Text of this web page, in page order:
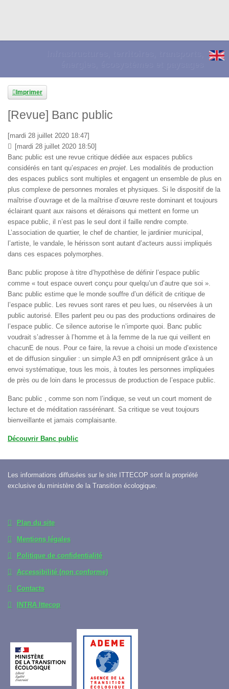
Imprimer
[Revue] Banc public
[mardi 28 juillet 2020 18:47]
[mardi 28 juillet 2020 18:50]
Banc public est une revue critique dédiée aux espaces publics
considérés en tant qu’espaces en projet. Les modalités de production
des espaces publics sont multiples et engagent un ensemble de plus en
plus complexe de personnes morales et physiques. Si le dispositif de la
maîtrise d’ouvrage et de la maîtrise d’œuvre reste dominant et toujours
éclairant quant aux raisons et déraisons qui mettent en forme un
espace public, il n’est pas le seul dont il faille rendre compte.
L’association de quartier, le chef de chantier, le jardinier municipal,
l’artiste, le vandale, le hérisson sont autant d’acteurs aussi impliqués
dans ces espaces polymorphes.
Banc public propose à titre d’hypothèse de définir l’espace public
comme « tout espace ouvert conçu pour quelqu’un d’autre que soi ».
Banc public estime que le monde souffre d’un déficit de critique de
l’espace public. Les revues sont rares et peu lues, ou réservées à un
public autorisé. Elles parlent peu ou pas des productions ordinaires de
l’espace public. Ce silence autorise le n’importe quoi. Banc public
voudrait s’adresser à l’homme et à la femme de la rue qui veillent en
chacunE de nous. Pour ce faire, la revue a choisi un mode d’existence
et de diffusion singulier : un simple A3 en pdf omniprésent grâce à un
envoi systématique, tous les mois, à toutes les personnes impliquées
de près ou de loin dans le processus de production de l’espace public.
Banc public , comme son nom l’indique, se veut un court moment de
lecture et de méditation rassérénant. Sa critique se veut toujours
bienveillante et jamais complaisante.
Découvrir Banc public
Les informations diffusées sur le site ITTECOP sont la propriété
exclusive du ministère de la Transition écologique.
Plan du site
Mentions légales
Politique de confidentialité
Accessibilité (non conforme)
Contacts
INTRA Ittecop